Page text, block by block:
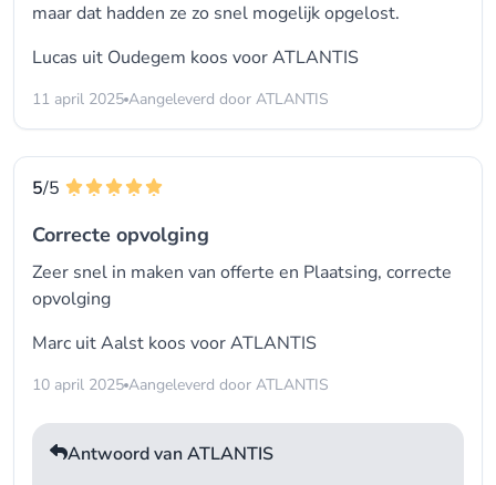
maar dat hadden ze zo snel mogelijk opgelost.
Lucas uit Oudegem koos voorATLANTIS
11 april 2025 Aangeleverd door ATLANTIS
5/5
Correcte opvolging
Zeer snel in maken van offerte en Plaatsing, correcte
opvolging
Marc uit Aalst koos voorATLANTIS
10 april 2025 Aangeleverd door ATLANTIS
Antwoord van ATLANTIS